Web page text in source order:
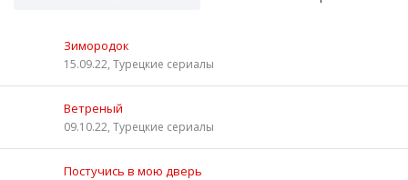
Зимородок
15.09.22, Турецкие сериалы
Ветреный
09.10.22, Турецкие сериалы
Постучись в мою дверь